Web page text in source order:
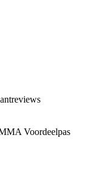
Voordeelpas